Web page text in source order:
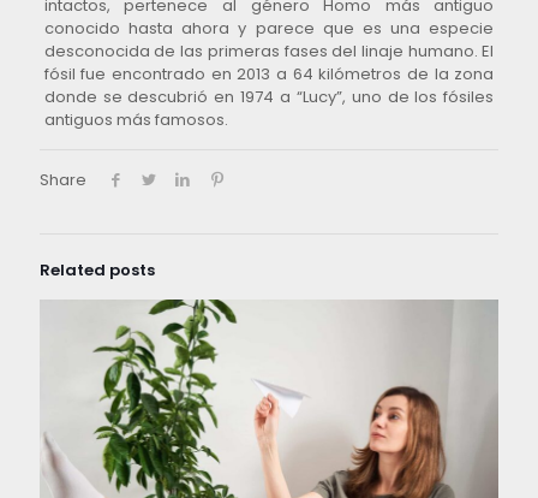
intactos, pertenece al género Homo más antiguo
conocido hasta ahora y parece que es una especie
desconocida de las primeras fases del linaje humano. El
fósil fue encontrado en 2013 a 64 kilómetros de la zona
donde se descubrió en 1974 a “Lucy”, uno de los fósiles
antiguos más famosos.
Share
Related posts